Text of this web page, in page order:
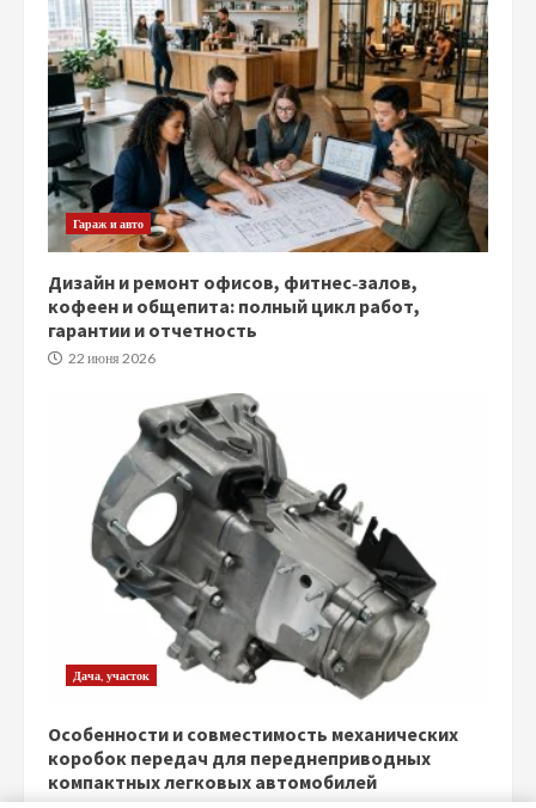
Гараж и авто
Дизайн и ремонт офисов, фитнес‑залов,
кофеен и общепита: полный цикл работ,
гарантии и отчетность
22 июня 2026
Дача, участок
Особенности и совместимость механических
коробок передач для переднеприводных
компактных легковых автомобилей